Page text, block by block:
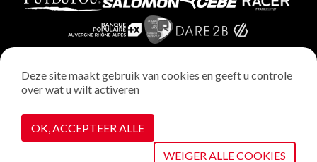
Wettelijke vermeldingen
Privacybeleid
Realisatie : StudioJuillet
Cookiebeheer
Deze site maakt gebruik van cookies en geeft u controle
over wat u wilt activeren
OK, ACCEPTEER ALLE
WEIGER ALLE COOKIES